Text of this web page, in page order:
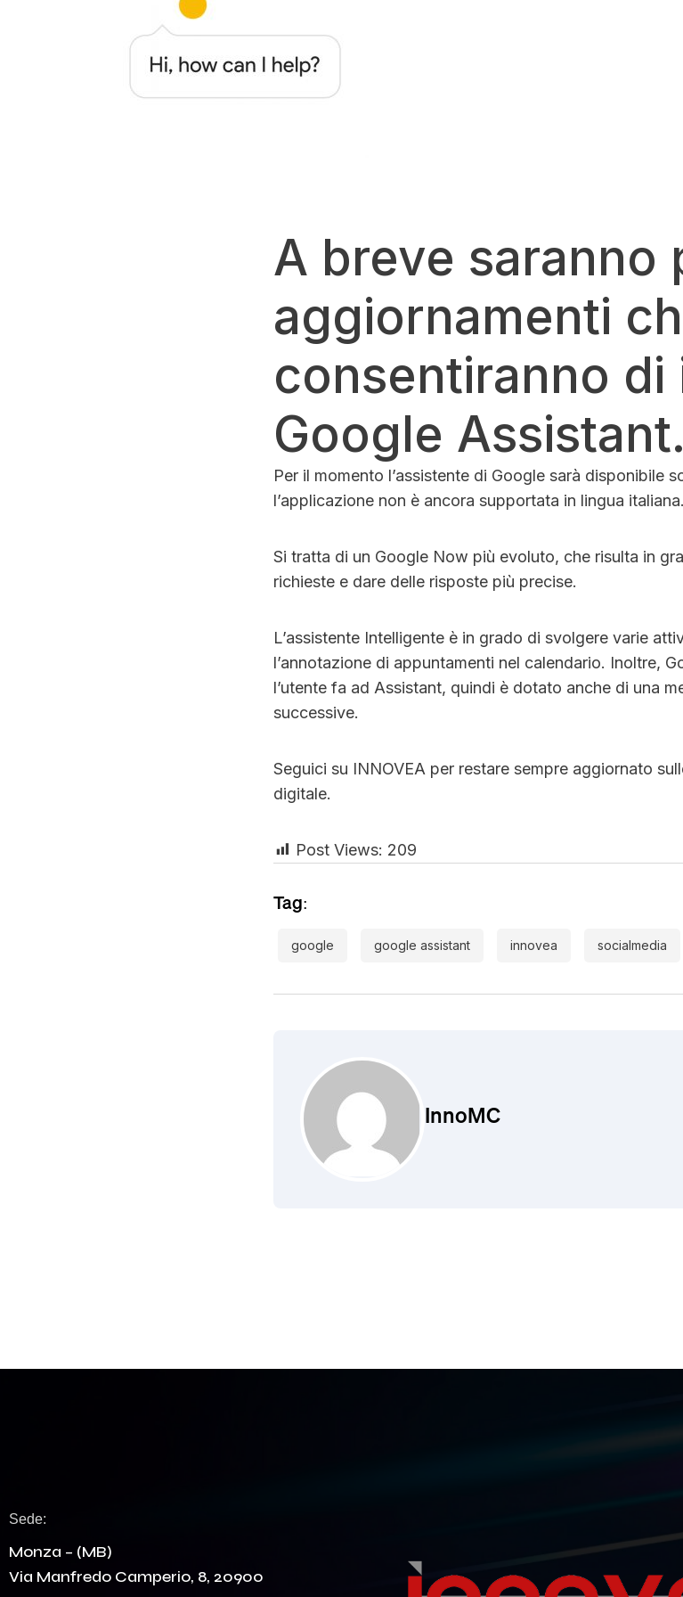
A breve saranno
aggiornamenti
consentiranno di
Google Assistant.
Per il momento l’assistente di Google sarà disponibile
l’applicazione non è ancora supportata in lingua italiana.
Si tratta di un Google Now più evoluto, che risulta in
richieste e dare delle risposte più precise.
L’assistente Intelligente è in grado di svolgere varie
l’annotazione di appuntamenti nel calendario. Inoltre,
l’utente fa ad Assistant, quindi è dotato anche di una
successive.
Seguici su INNOVEA per restare sempre aggiornato
digitale.
Post Views: 209
Tag:
google google assistant innovea socialmedia
InnoMC
Sede:
Monza – (MB)
Via Manfredo Camperio, 8, 20900